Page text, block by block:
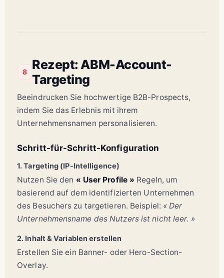
8
Rezept: ABM-Account-
Targeting
Beeindrucken Sie hochwertige B2B-Prospects,
indem Sie das Erlebnis mit ihrem
Unternehmensnamen personalisieren.
Schritt-für-Schritt-Konfiguration
1. Targeting (IP-Intelligence)
Nutzen Sie den « User Profile » Regeln, um
basierend auf dem identifizierten Unternehmen
des Besuchers zu targetieren. Beispiel: « Der
Unternehmensname des Nutzers ist nicht leer. »
2. Inhalt & Variablen erstellen
Erstellen Sie ein Banner- oder Hero-Section-
Overlay.